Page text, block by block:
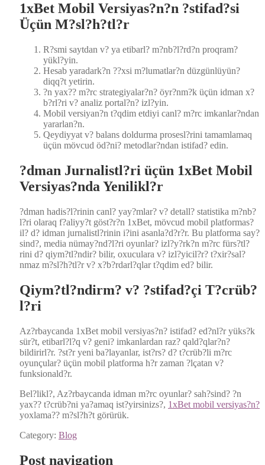
1xBet Mobil Versiyas?n?n ?stifad?si
Üçün M?sl?h?tl?r
R?smi sayt­dan v? ya etibarl? m?nb?l?rd?n pro­qram?
yükl?yin.
Hesab yaradark?n ??xsi m?lumatlar?n düzgün­lüyün?
diqq?t yetirin.
?n yax?? m?rc strategiyalar?n? öyr?nm?k üçün idman x?
b?rl?ri v? anal­iz portal?n? izl?yin.
Mobil versiyan?n t?qdim etdiyi canl? m?rc imkanlar?ndan
yararlan?n.
Qey­diyy­at v? bal­ans doldur­ma prosesl?rini tamam­la­maq
üçün mövcud öd?ni? metodlar?ndan isti­fad? edin.
?dman Jurnalistl?ri üçün 1xBet Mobil
Versiyas?nda Yenilikl?r
?dman hadis?l?rinin canl? yay?mlar? v? detall? sta­tis­ti­ka m?nb?
l?ri olaraq f?aliyy?t göst?r?n 1xBet, mövcud mobil plat­for­mas?
il? d? idman jurnalistl?rinin i?ini asanla?d?r?r. Bu plat­for­ma say?
sind?, media nümay?nd?l?ri oyun­lar? izl?y?rk?n m?rc fürs?tl?
rini d? qiym?tl?ndir? bilir, oxu­cu­lara v? izl?yicil?r? t?xir?sal?
nmaz m?sl?h?tl?r v? x?b?rdarl?qlar t?qdim ed? bilir.
Qiym?tl?ndirm? v? ?stifad?çi T?crüb?
l?ri
Az?rbaycanda 1xBet mobil versiyas?n? isti­fad? ed?nl?r yüks?k
sür?t, etibarl?l?q v? geni? imkan­lar­dan raz? qald?qlar?n?
bildirirl?r. ?st?r yeni ba?layanlar, ist?rs? d? t?crüb?li m?rc
oyunçu­lar? üçün mobil plat­for­ma h?r zaman ?lçatan v?
funksionald?r.
Bel?likl?, Az?rbaycanda idman m?rc oyun­lar? sah?sind? ?n
yax?? t?crüb?ni ya?amaq ist?yirsinizs?, 1xBet mobil versiyas?n?
yoxla­ma?? m?sl?h?t görürük.
Category: Blog
Post navigation